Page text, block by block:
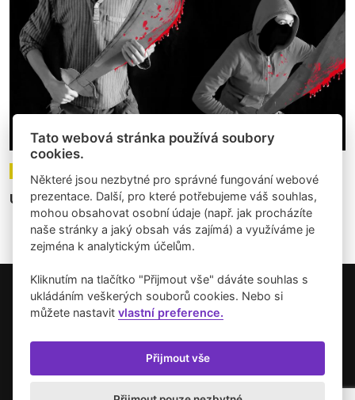
Ukradené galerie
Copyright © 2026 Umění pro město.
Vytvořilo studio Akcelero.cz
Zásady používání cookies
Tato webová stránka používá soubory
cookies.
Některé jsou nezbytné pro správné fungování webové
prezentace. Další, pro které potřebujeme váš souhlas,
mohou obsahovat osobní údaje (např. jak procházíte
naše stránky a jaký obsah vás zajímá) a využíváme je
zejména k analytickým účelům.
Kliknutím na tlačítko "Přijmout vše" dáváte souhlas s
ukládáním veškerých souborů cookies. Nebo si
můžete nastavitvlastní preference.
Přijmout vše